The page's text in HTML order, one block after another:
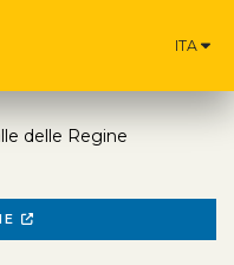
ITA
delle Regine